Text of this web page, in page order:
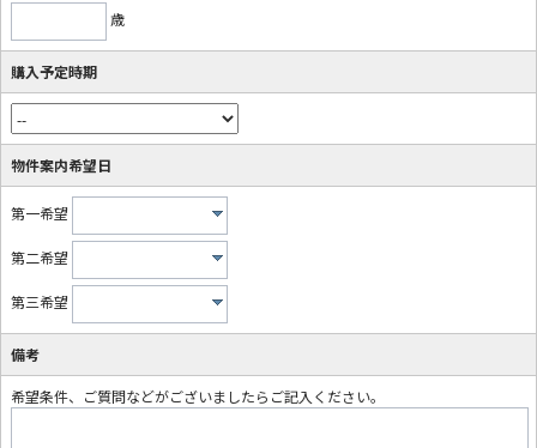
歳
購入予定時期
物件案内希望日
第一希望
第二希望
第三希望
備考
希望条件、ご質問などがございましたらご記入ください。